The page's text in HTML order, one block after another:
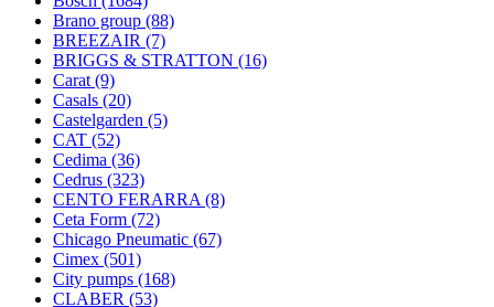
Brano group (88)
BREEZAIR (7)
BRIGGS & STRATTON (16)
Carat (9)
Casals (20)
Castelgarden (5)
CAT (52)
Cedima (36)
Cedrus (323)
CENTO FERARRA (8)
Ceta Form (72)
Chicago Pneumatic (67)
Cimex (501)
City pumps (168)
CLABER (53)